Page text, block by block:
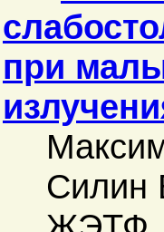
при
Силин